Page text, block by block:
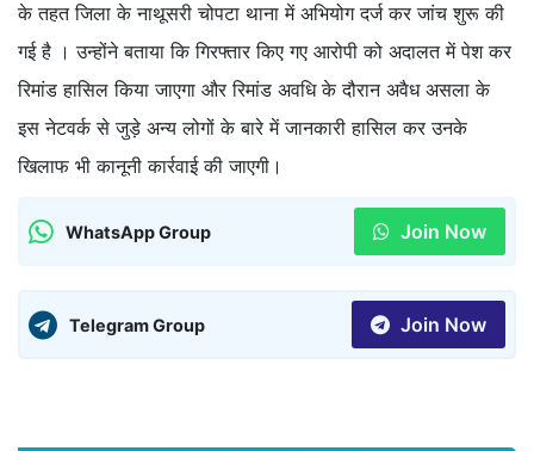
के तहत जिला के नाथूसरी चोपटा थाना में अभियोग दर्ज कर जांच शुरू की
गई है । उन्होंने बताया कि गिरफ्तार किए गए आरोपी को अदालत में पेश कर
रिमांड हासिल किया जाएगा और रिमांड अवधि के दौरान अवैध असला के
इस नेटवर्क से जुड़े अन्य लोगों के बारे में जानकारी हासिल कर उनके
खिलाफ भी कानूनी कार्रवाई की जाएगी।
WhatsApp Group Join Now
Telegram Group Join Now